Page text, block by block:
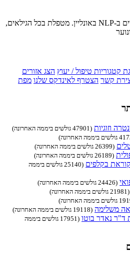
טל שלם - טיפולים רגשיים ב-NLP באונליין. מטפלת בכל הגילאים,
קטגוריות טיפול / יעוץ הצג אזורים
קשר הצטרף לאינדקס שלנו מפת
וזוגיות (47901 גולשים ביממה האחרונה)
(26399 גולשים ביממה האחרונה)
(26189 גולשים ביממה האחרונה)
בקלפים
(25140 גולשים ביממה
(24426 גולשים ביממה האחרונה)
(21981 גולשים ביממה האחרונה)
משלימה (19118 גולשים ביממה האחרונה)
ד"ר נאדר בוטו
(17951 גולשים ביממה